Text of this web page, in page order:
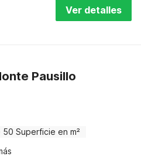
Ver detalles
Pausillo
50 Superficie en m²